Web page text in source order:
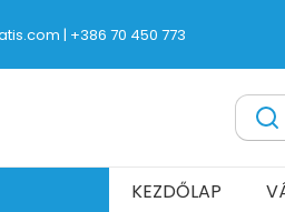
| +386 70 450 773
minőségű csomagolóeszközök
and Packing Machines
KEZDŐLAP